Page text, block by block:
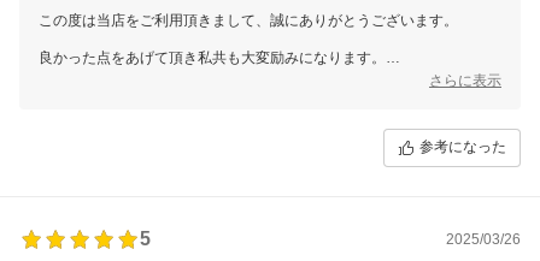
この度は当店をご利用頂きまして、誠にありがとうございます。
良かった点をあげて頂き私共も大変励みになります。
さらに表示
参考になった
5
2025/03/26